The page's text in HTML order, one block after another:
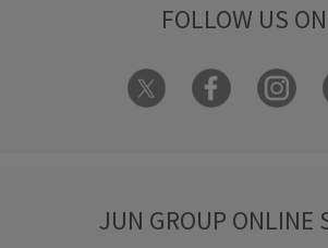
FOLLOW US ON
JUN GROUP ONLINE